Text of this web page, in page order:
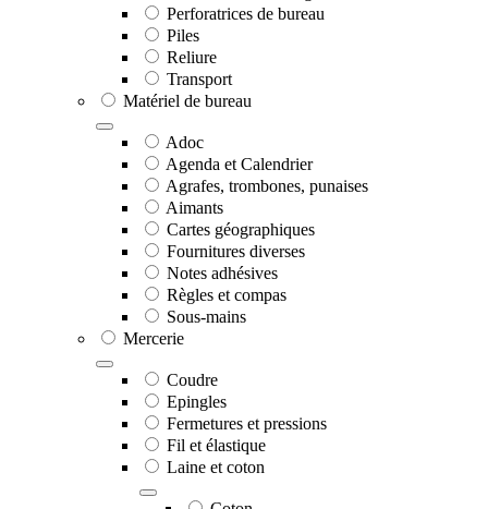
Perforatrices de bureau
Piles
Reliure
Transport
Matériel de bureau
Adoc
Agenda et Calendrier
Agrafes, trombones, punaises
Aimants
Cartes géographiques
Fournitures diverses
Notes adhésives
Règles et compas
Sous-mains
Mercerie
Coudre
Epingles
Fermetures et pressions
Fil et élastique
Laine et coton